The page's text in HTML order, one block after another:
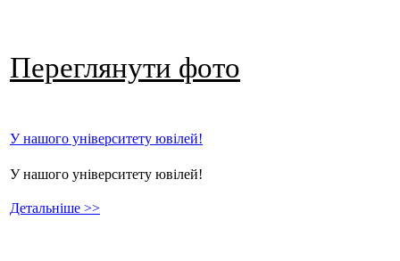
Переглянути фото
У нашого університету ювілей!
У нашого університету ювілей!
Детальніше >>